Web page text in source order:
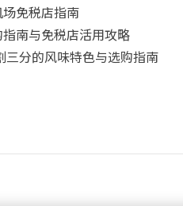
免税店指南
南与免税店活用攻略
分的风味特色与选购指南